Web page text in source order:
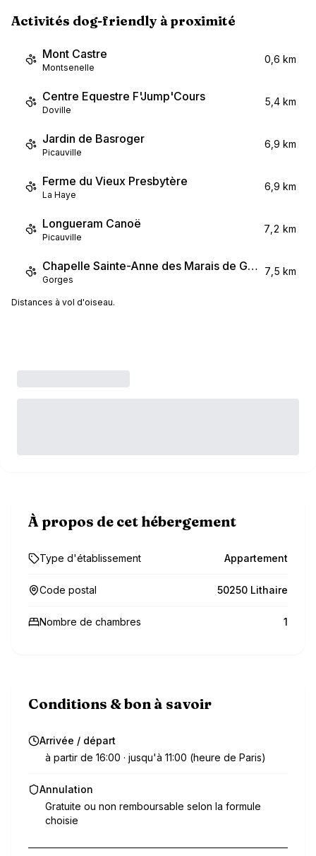
Activités dog-friendly à proximité
Mont Castre
Montsenelle
0,6 km
Centre Equestre F'Jump'Cours
Doville
5,4 km
Jardin de Basroger
Picauville
6,9 km
Ferme du Vieux Presbytère
La Haye
6,9 km
Longueram Canoë
Picauville
7,2 km
Chapelle Sainte-Anne des Marais de Gorges
Gorges
7,5 km
Distances à vol d'oiseau.
À propos de cet hébergement
Type d'établissement Appartement
Code postal 50250 Lithaire
Nombre de chambres 1
Conditions & bon à savoir
Arrivée / départ
à partir de 16:00 · jusqu'à 11:00 (heure de Paris)
Annulation
Gratuite ou non remboursable selon la formule
choisie